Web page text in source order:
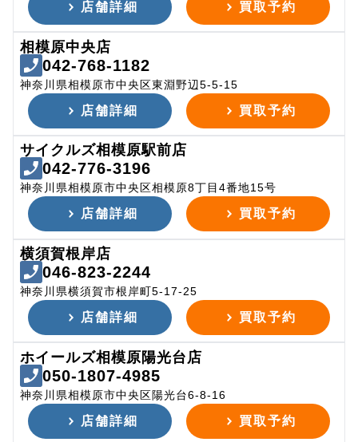
店舗詳細 買取予約
相模原中央店
042-768-1182
神奈川県相模原市中央区東淵野辺5-5-15
店舗詳細 買取予約
サイクルズ相模原駅前店
042-776-3196
神奈川県相模原市中央区相模原8丁目4番地15号
店舗詳細 買取予約
横須賀根岸店
046-823-2244
神奈川県横須賀市根岸町5-17-25
店舗詳細 買取予約
ホイールズ相模原陽光台店
050-1807-4985
神奈川県相模原市中央区陽光台6-8-16
店舗詳細 買取予約